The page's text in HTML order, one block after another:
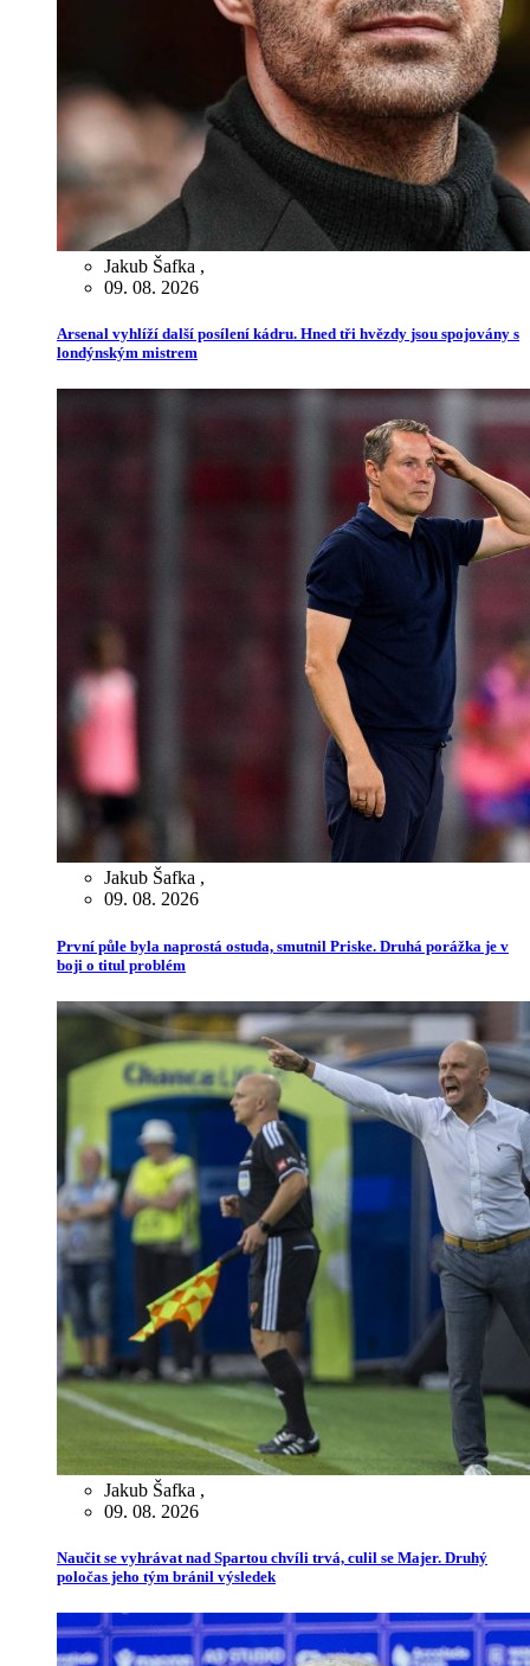
Jakub Šafka ,
09. 08. 2026
Arsenal vyhlíží další posílení kádru. Hned tři hvězdy jsou spojovány s
londýnským mistrem
Jakub Šafka ,
09. 08. 2026
První půle byla naprostá ostuda, smutnil Priske. Druhá porážka je v
boji o titul problém
Jakub Šafka ,
09. 08. 2026
Naučit se vyhrávat nad Spartou chvíli trvá, culil se Majer. Druhý
poločas jeho tým bránil výsledek